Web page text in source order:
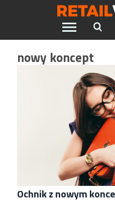
Znajdź pracę w
Chcesz być na bieżąco z
nowy koncept
Ochnik z nowym